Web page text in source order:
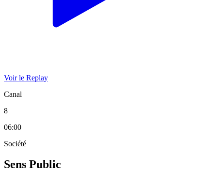
Voir le Replay
Canal
8
06:00
Société
Sens Public